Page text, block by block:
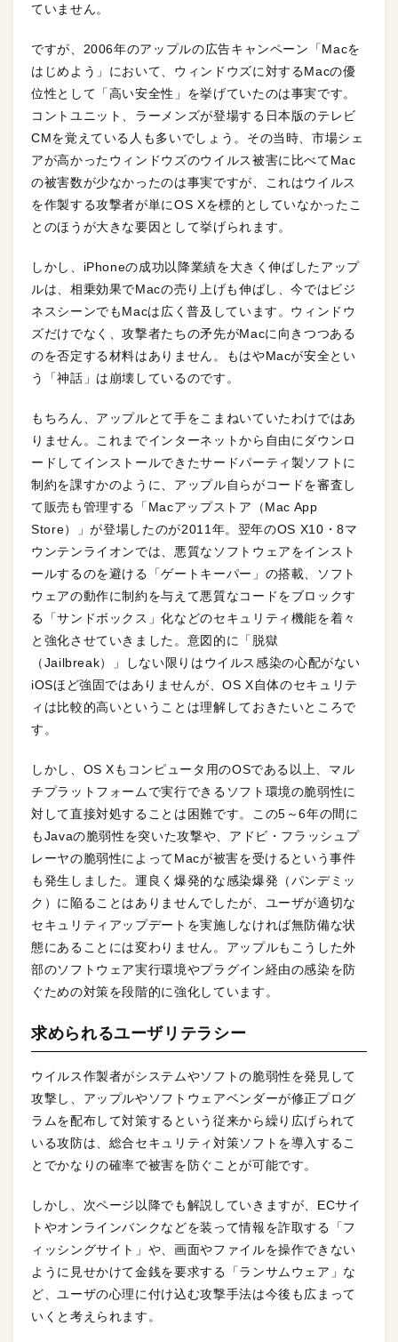
ていません。
ですが、2006年のアップルの広告キャンペーン「Macを
はじめよう」において、ウィンドウズに対するMacの優
位性として「高い安全性」を挙げていたのは事実です。
コントユニット、ラーメンズが登場する日本版のテレビ
CMを覚えている人も多いでしょう。その当時、市場シェ
アが高かったウィンドウズのウイルス被害に比べてMac
の被害数が少なかったのは事実ですが、これはウイルス
を作製する攻撃者が単にOS Xを標的としていなかったこ
とのほうが大きな要因として挙げられます。
しかし、iPhoneの成功以降業績を大きく伸ばしたアップ
ルは、相乗効果でMacの売り上げも伸ばし、今ではビジ
ネスシーンでもMacは広く普及しています。ウィンドウ
ズだけでなく、攻撃者たちの矛先がMacに向きつつある
のを否定する材料はありません。もはやMacが安全とい
う「神話」は崩壊しているのです。
もちろん、アップルとて手をこまねいていたわけではあ
りません。これまでインターネットから自由にダウンロ
ードしてインストールできたサードパーティ製ソフトに
制約を課すかのように、アップル自らがコードを審査し
て販売も管理する「Macアップストア（Mac App
Store）」が登場したのが2011年。翌年のOS X10・8マ
ウンテンライオンでは、悪質なソフトウェアをインスト
ールするのを避ける「ゲートキーパー」の搭載、ソフト
ウェアの動作に制約を与えて悪質なコードをブロックす
る「サンドボックス」化などのセキュリティ機能を着々
と強化させていきました。意図的に「脱獄
（Jailbreak）」しない限りはウイルス感染の心配がない
iOSほど強固ではありませんが、OS X自体のセキュリテ
ィは比較的高いということは理解しておきたいところで
す。
しかし、OS Xもコンピュータ用のOSである以上、マル
チプラットフォームで実行できるソフト環境の脆弱性に
対して直接対処することは困難です。この5～6年の間に
もJavaの脆弱性を突いた攻撃や、アドビ・フラッシュプ
レーヤの脆弱性によってMacが被害を受けるという事件
も発生しました。運良く爆発的な感染爆発（パンデミッ
ク）に陥ることはありませんでしたが、ユーザが適切な
セキュリティアップデートを実施しなければ無防備な状
態にあることには変わりません。アップルもこうした外
部のソフトウェア実行環境やプラグイン経由の感染を防
ぐための対策を段階的に強化しています。
求められるユーザリテラシー
ウイルス作製者がシステムやソフトの脆弱性を発見して
攻撃し、アップルやソフトウェアベンダーが修正プログ
ラムを配布して対策するという従来から繰り広げられて
いる攻防は、総合セキュリティ対策ソフトを導入するこ
とでかなりの確率で被害を防ぐことが可能です。
しかし、次ページ以降でも解説していきますが、ECサイ
トやオンラインバンクなどを装って情報を詐取する「フ
ィッシングサイト」や、画面やファイルを操作できない
ように見せかけて金銭を要求する「ランサムウェア」な
ど、ユーザの心理に付け込む攻撃手法は今後も広まって
いくと考えられます。